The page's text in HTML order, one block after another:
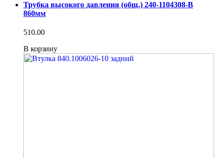
Трубка высокого давления (общ.) 240-1104308-В
860мм
510.00
В корзину